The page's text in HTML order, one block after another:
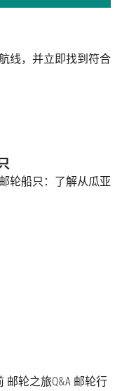
线，并立即找到符合
轮船只：了解从瓜亚
邮轮之旅Q&A 邮轮行